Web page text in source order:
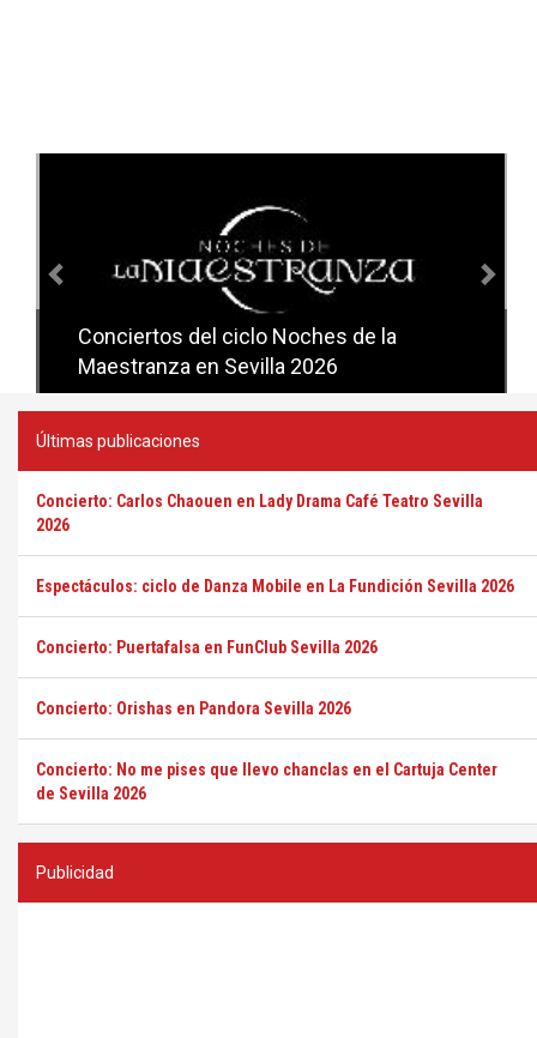
Conciertos del ciclo Noches de la
Maestranza en Sevilla 2026
Conciertos del ciclo Candlelight en
Sevilla
Últimas publicaciones
Concierto: Carlos Chaouen en Lady Drama Café Teatro Sevilla
2026
Espectáculos: ciclo de Danza Mobile en La Fundición Sevilla 2026
Concierto: Puertafalsa en FunClub Sevilla 2026
Concierto: Orishas en Pandora Sevilla 2026
Concierto: No me pises que llevo chanclas en el Cartuja Center
de Sevilla 2026
Publicidad